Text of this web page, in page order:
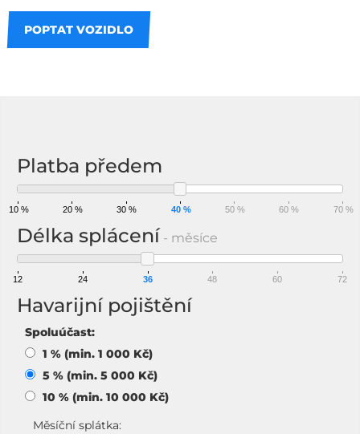
POPTAT VOZIDLO
Platba předem
10 % 20 % 30 % 40 % 50 % 60 % 70 %
Délka splácení - měsíce
12 24 36 48 60 72
Havarijní pojištění
Spoluúčast:
1 % (min. 1 000 Kč)
5 % (min. 5 000 Kč)
10 % (min. 10 000 Kč)
Měsíční splátka: